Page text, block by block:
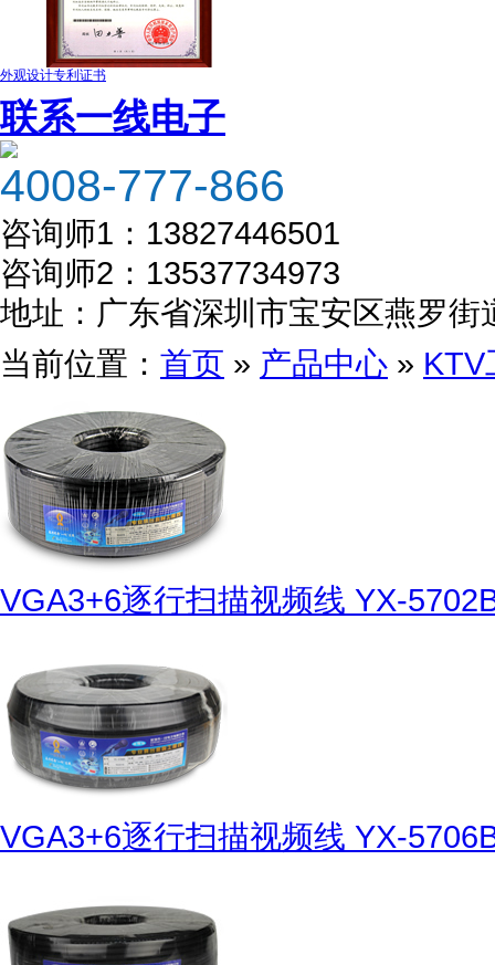
外观设计专利证书
联系一线电子
4008-777-866
咨询师1： 13827446501
咨询师2： 13537734973
地址： 广东省深圳市宝安区燕罗
当前位置： 首页 » 产品中心 » KTV
VGA3+6逐行扫描视频线 YX-
VGA3+6逐行扫描视频线 YX-